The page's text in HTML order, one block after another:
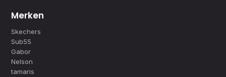
Merken
Skechers
Sub55
Gabor
Nelson
tamaris